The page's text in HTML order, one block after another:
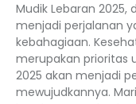
Mudik Lebaran
menjadi perjalanan
kebahagiaan.
merupakan prioritas
2025 akan menjadi
mewujudkannya.